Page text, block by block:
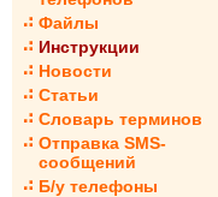
Файлы
Инструкции
Новости
Статьи
Словарь терминов
Отправка SMS-
сообщений
Б/у телефоны